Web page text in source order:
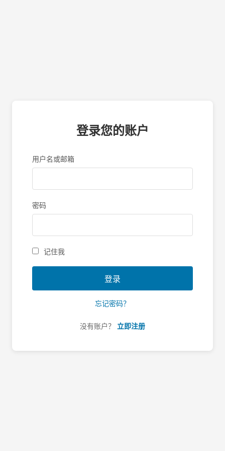
登录您的账户
用户名或邮箱
密码
记住我
登录
忘记密码？
没有账户？ 立即注册